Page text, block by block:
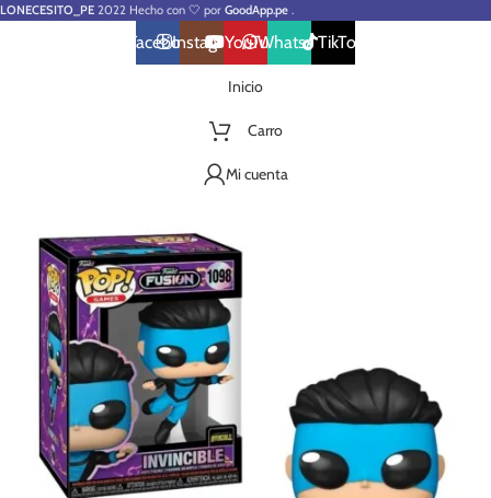
LONECESITO_PE 2022 Hecho con 🤍 por GoodApp.pe .
FacebookInstagramYouTubeWhatsAppTikTok
Inicio
Carro
Mi cuenta